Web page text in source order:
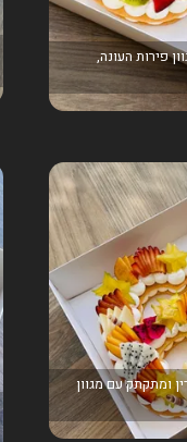
פירות העונה,
ומתקתק עם מגוון